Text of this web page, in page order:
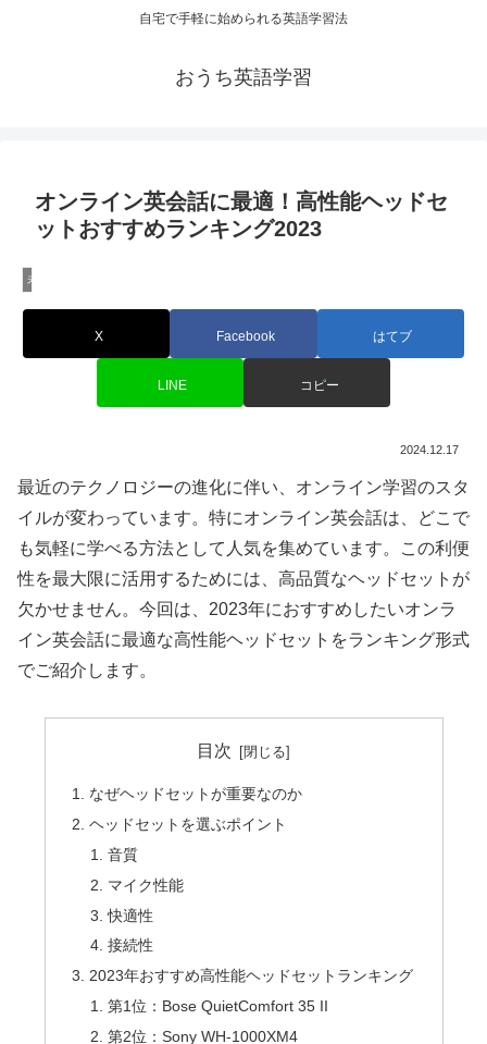
自宅で手軽に始められる英語学習法
おうち英語学習
オンライン英会話に最適！高性能ヘッドセ
ットおすすめランキング2023
未分類
X Facebook はてブ
LINE コピー
2024.12.17
最近のテクノロジーの進化に伴い、オンライン学習のスタ
イルが変わっています。特にオンライン英会話は、どこで
も気軽に学べる方法として人気を集めています。この利便
性を最大限に活用するためには、高品質なヘッドセットが
欠かせません。今回は、2023年におすすめしたいオンラ
イン英会話に最適な高性能ヘッドセットをランキング形式
でご紹介します。
目次
なぜヘッドセットが重要なのか
ヘッドセットを選ぶポイント
音質
マイク性能
快適性
接続性
2023年おすすめ高性能ヘッドセットランキング
第1位：Bose QuietComfort 35 II
第2位：Sony WH-1000XM4